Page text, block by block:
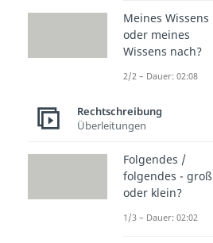
Meines Wissens
oder meines
Wissens nach?
2/2 – Dauer: 02:08
Rechtschreibung
Überleitungen
Folgendes /
folgendes - groß
oder klein?
1/3 – Dauer: 02:02